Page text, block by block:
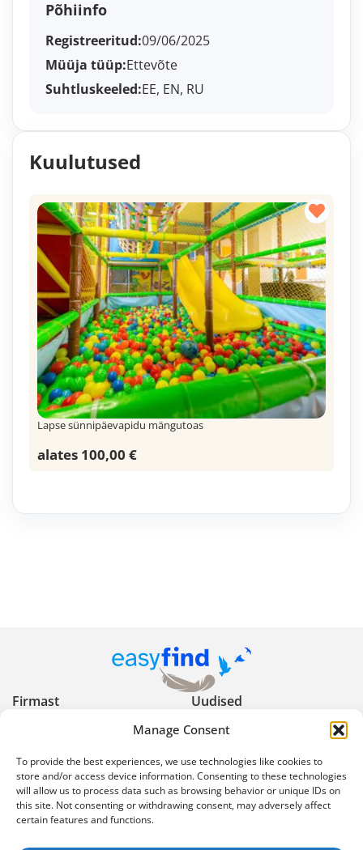
Manage Consent
To provide the best experiences, we use technologies like cookies to
store and/or access device information. Consenting to these technologies
will allow us to process data such as browsing behavior or unique IDs on
this site. Not consenting or withdrawing consent, may adversely affect
certain features and functions.
Põhiinfo
Registreeritud:09/06/2025
Müüja tüüp:Ettevõte
Suhtluskeeled:EE, EN, RU
Kuulutused
Lapse sünnipäevapidu mängutoas
alates 100,00 €
Firmast Uudised
Kasulikud nõuanded Privaatsuspoliitika
Kasutustingimused
Reklaami keelud ja
piirangud